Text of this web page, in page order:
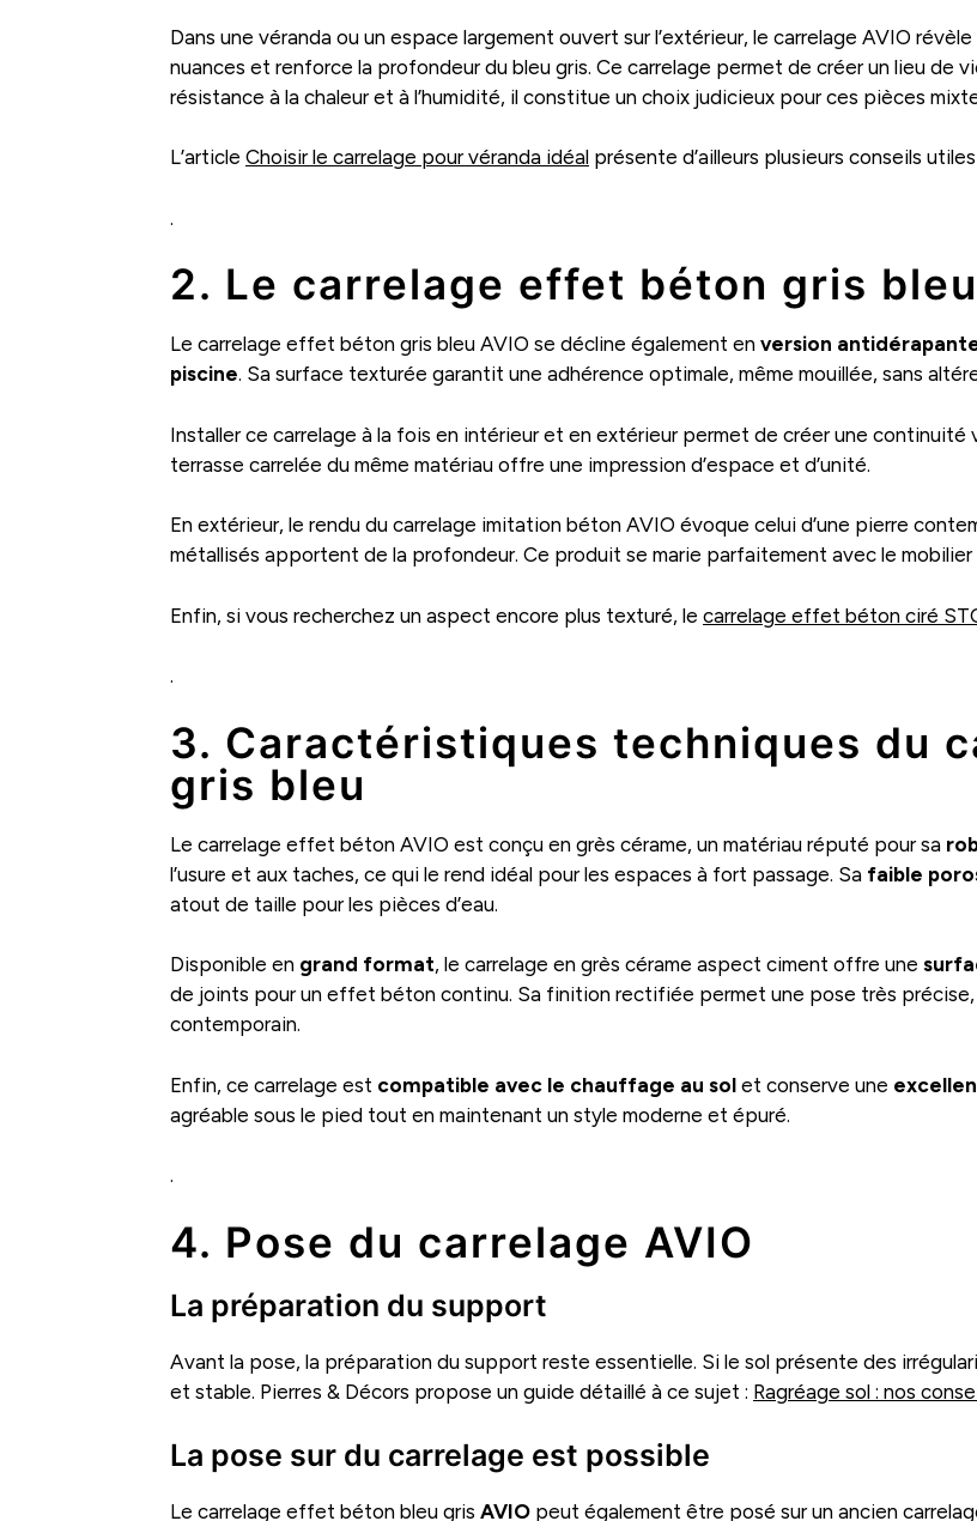
Dans une véranda ou un espace largement ouvert sur l’extérieur, le carrelage AVIO
nuances et renforce la profondeur du bleu gris. Ce carrelage permet de créer un lieu de
résistance à la chaleur et à l’humidité, il constitue un choix judicieux pour ces pièces
L’article Choisir le carrelage pour véranda idéal présente d’ailleurs plusieurs conseils
.
2. Le carrelage effet béton gris
Le carrelage effet béton gris bleu AVIO se décline également en version
piscine. Sa surface texturée garantit une adhérence optimale, même mouillée, sans
Installer ce carrelage à la fois en intérieur et en extérieur permet de créer une continuité
terrasse carrelée du même matériau offre une impression d’espace et d’unité.
En extérieur, le rendu du carrelage imitation béton AVIO évoque celui d’une pierre
métallisés apportent de la profondeur. Ce produit se marie parfaitement avec le
Enfin, si vous recherchez un aspect encore plus texturé, le carrelage effet béton ciré
.
3. Caractéristiques techniques du
gris bleu
Le carrelage effet béton AVIO est conçu en grès cérame, un matériau réputé pour sa
l’usure et aux taches, ce qui le rend idéal pour les espaces à fort passage. Sa faible
atout de taille pour les pièces d’eau.
Disponible en grand format, le carrelage en grès cérame aspect ciment offre une
de joints pour un effet béton continu. Sa finition rectifiée permet une pose très
contemporain.
Enfin, ce carrelage est compatible avec le chauffage au sol et conserve une
agréable sous le pied tout en maintenant un style moderne et épuré.
.
4. Pose du carrelage AVIO
La préparation du support
Avant la pose, la préparation du support reste essentielle. Si le sol présente des
et stable. Pierres & Décors propose un guide détaillé à ce sujet : Ragréage sol : nos
La pose sur du carrelage est possible
Le carrelage effet béton bleu gris AVIO peut également être posé sur un ancien